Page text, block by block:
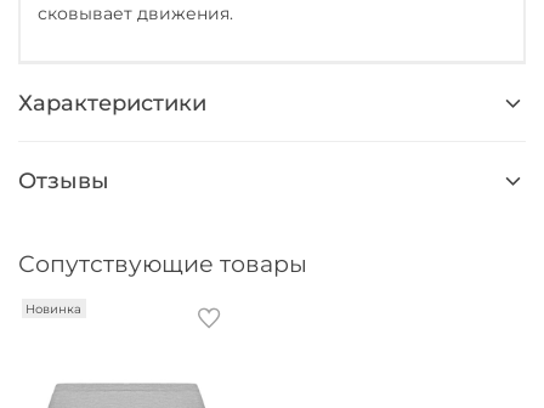
сковывает движения.
Характеристики
Отзывы
Сопутствующие товары
Новинка